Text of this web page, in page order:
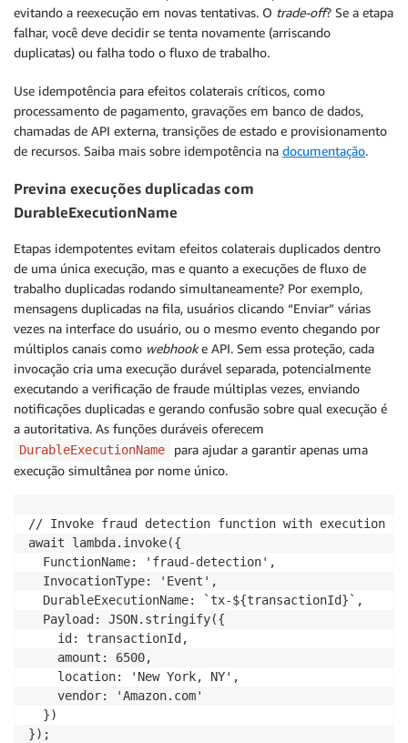
evitando a reexecução em novas tentativas. O trade-off? Se a etapa
falhar, você deve decidir se tenta novamente (arriscando
duplicatas) ou falha todo o fluxo de trabalho.
Use idempotência para efeitos colaterais críticos, como
processamento de pagamento, gravações em banco de dados,
chamadas de API externa, transições de estado e provisionamento
de recursos. Saiba mais sobre idempotência na documentação.
Previna execuções duplicadas com
DurableExecutionName
Etapas idempotentes evitam efeitos colaterais duplicados dentro
de uma única execução, mas e quanto a execuções de fluxo de
trabalho duplicadas rodando simultaneamente? Por exemplo,
mensagens duplicadas na fila, usuários clicando “Enviar” várias
vezes na interface do usuário, ou o mesmo evento chegando por
múltiplos canais como webhooke API. Sem essa proteção, cada
invocação cria uma execução durável separada, potencialmente
executando a verificação de fraude múltiplas vezes, enviando
notificações duplicadas e gerando confusão sobre qual execução é
a autoritativa. As funções duráveis oferecem
DurableExecutionName
para ajudar a garantir apenas uma
execução simultânea por nome único.
// Invoke fraud detection function with execution
await lambda.invoke({
  FunctionName: 'fraud-detection',
  InvocationType: 'Event',
  DurableExecutionName: `tx-${transactionId}`,
  Payload: JSON.stringify({
    id: transactionId,
    amount: 6500,
    location: 'New York, NY',
    vendor: 'Amazon.com'
  })
});